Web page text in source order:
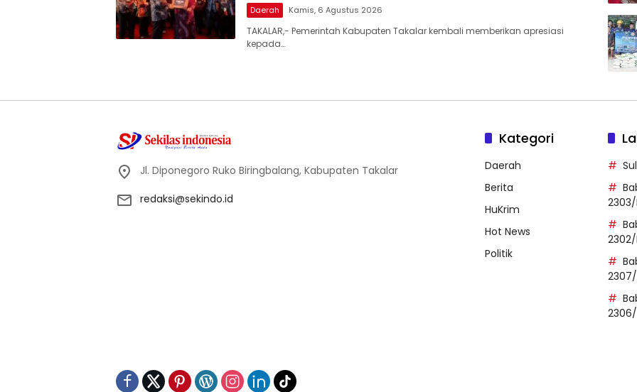
Daerah Kamis, 6 Agustus 2026
TAKALAR,- Pemerintah Kabupaten Takalar kembali memberikan apresiasi
kepada…
Jl. Diponegoro Ruko Biringbalang, Kabupaten Takalar
redaksi@sekindo.id
Kategori
Daerah
Berita
HuKrim
Hot News
Politik